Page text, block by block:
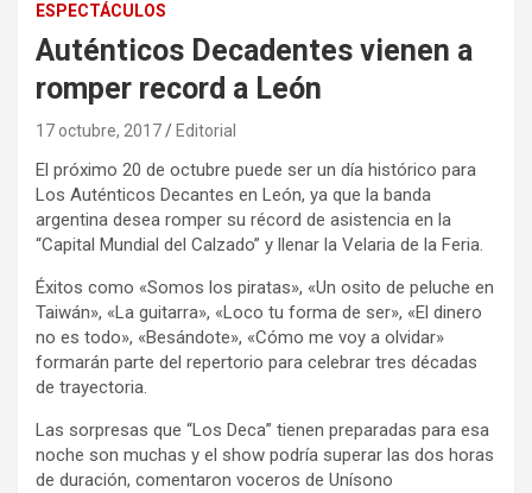
ESPECTÁCULOS
Auténticos Decadentes vienen a
romper record a León
17 octubre, 2017 Editorial
El próximo 20 de octubre puede ser un día histórico para
Los Auténticos Decantes en León, ya que la banda
argentina desea romper su récord de asistencia en la
“Capital Mundial del Calzado” y llenar la Velaria de la Feria.
Éxitos como «Somos los piratas», «Un osito de peluche en
Taiwán», «La guitarra», «Loco tu forma de ser», «El dinero
no es todo», «Besándote», «Cómo me voy a olvidar»
formarán parte del repertorio para celebrar tres décadas
de trayectoria.
Las sorpresas que “Los Deca” tienen preparadas para esa
noche son muchas y el show podría superar las dos horas
de duración, comentaron voceros de Unísono